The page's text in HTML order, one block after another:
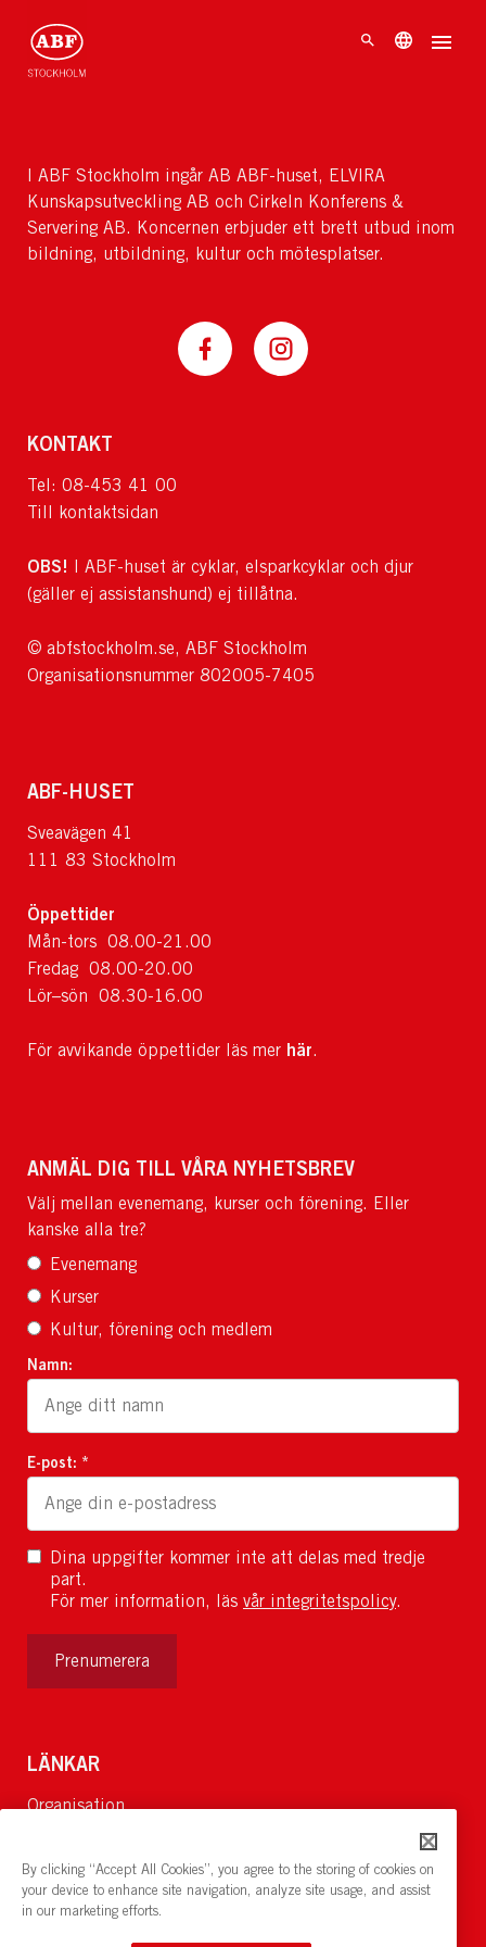
I ABF Stockholm ingår AB ABF-huset, ELVIRA
Kunskapsutveckling AB och Cirkeln Konferens &
Servering AB. Koncernen erbjuder ett brett utbud inom
bildning, utbildning, kultur och mötesplatser.
KONTAKT
Tel: 08-453 41 00
Till kontaktsidan
OBS! I ABF-huset är cyklar, elsparkcyklar och djur
(gäller ej assistanshund) ej tillåtna.
© abfstockholm.se, ABF Stockholm
Organisationsnummer 802005-7405
ABF-HUSET
Sveavägen 41
111 83 Stockholm
Öppettider
Mån-tors 08.00-21.00
Fredag 08.00-20.00
Lör–sön 08.30-16.00
För avvikande öppettider läs mer här.
ANMÄL DIG TILL VÅRA NYHETSBREV
Välj mellan evenemang, kurser och förening. Eller
kanske alla tre?
Evenemang
Kurser
Kultur, förening och medlem
Namn:
E-post: *
Dina uppgifter kommer inte att delas med tredje
part.
För mer information, läs vår integritetspolicy.
Prenumerera
LÄNKAR
Organisation
Lediga jobb
Nyheter och pressrum
Restaurang och konferens: cirkelnstockholm.se
By clicking “Accept All Cookies”, you agree to the storing of cookies on
your device to enhance site navigation, analyze site usage, and assist
in our marketing efforts.